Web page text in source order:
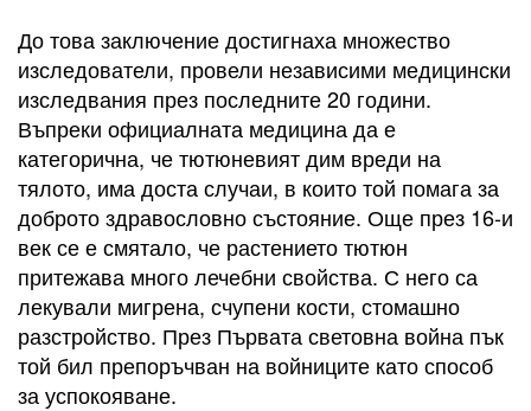
До това заключение достигнаха множество
изследователи, провели независими медицински
изследвания през последните 20 години.
Въпреки официалната медицина да е
категорична, че тютюневият дим вреди на
тялото, има доста случаи, в които той помага за
доброто здравословно състояние. Още през 16-и
век се е смятало, че растението тютюн
притежава много лечебни свойства. С него са
лекували мигрена, счупени кости, стомашно
разстройство. През Първата световна война пък
той бил препоръчван на войниците като способ
за успокояване.